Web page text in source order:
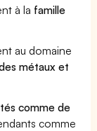
à la famille
au domaine
métaux et
comme de
comme